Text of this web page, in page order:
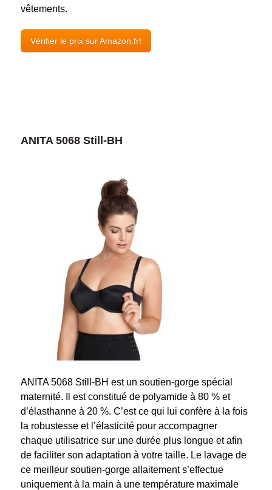
vêtements.
Vérifier le prix sur Amazon.fr!
ANITA 5068 Still-BH
ANITA 5068 Still-BH est un soutien-gorge spécial
maternité. Il est constitué de polyamide à 80 % et
d’élasthanne à 20 %. C’est ce qui lui confère à la fois
la robustesse et l’élasticité pour accompagner
chaque utilisatrice sur une durée plus longue et afin
de faciliter son adaptation à votre taille. Le lavage de
ce meilleur soutien-gorge allaitement s’effectue
uniquement à la main à une température maximale